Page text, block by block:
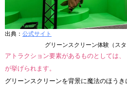
出典： 公式サイト
グリーンスクリーン体験（スタ
アトラクション要素があるものとしては、
が挙げられます。
グリーンスクリーンを背景に魔法のほう